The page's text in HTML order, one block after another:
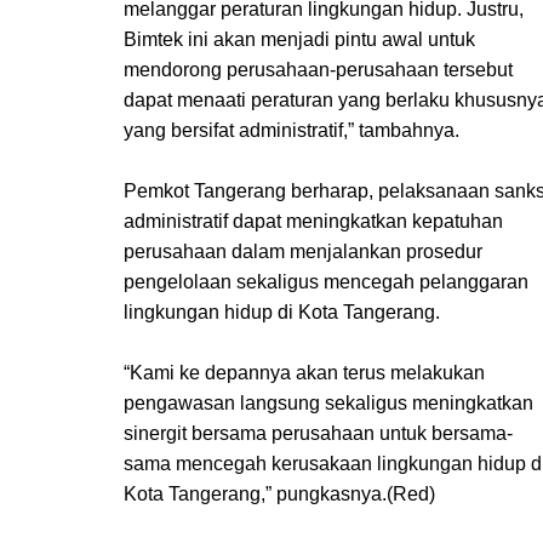
Kukuhk
an 100
Inspekt
ur
Pangan
Naik
Bus
Tayo
dan Si
Benteng
Garden
City
Periuk
melanggar peraturan lingkungan hidup. Justru,
Bimtek ini akan menjadi pintu awal untuk
mendorong perusahaan-perusahaan tersebut
dapat menaati peraturan yang berlaku
yang bersifat administratif,” tambahnya.
Pemkot Tangerang berharap, pelaksanaan
administratif dapat meningkatkan kepatuhan
perusahaan dalam menjalankan prosedur
pengelolaan sekaligus mencegah pelanggaran
lingkungan hidup di Kota Tangerang.
“Kami ke depannya akan terus melakukan
pengawasan langsung sekaligus meningkatkan
sinergit bersama perusahaan untuk bersama-
sama mencegah kerusakaan lingkungan hidup
Kota Tangerang,” pungkasnya.(Red)